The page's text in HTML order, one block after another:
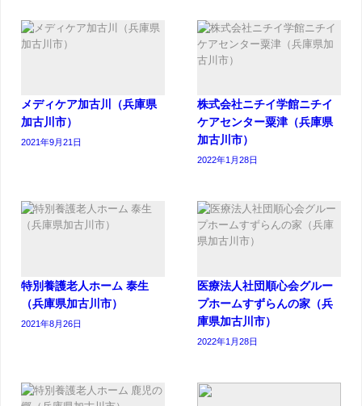
メディケア加古川（兵庫県
加古川市）
2021年9月21日
株式会社ニチイ学館ニチイ
ケアセンター粟津（兵庫県
加古川市）
2022年1月28日
特別養護老人ホーム 泰生
（兵庫県加古川市）
2021年8月26日
医療法人社団順心会グルー
プホームすずらんの家（兵
庫県加古川市）
2022年1月28日